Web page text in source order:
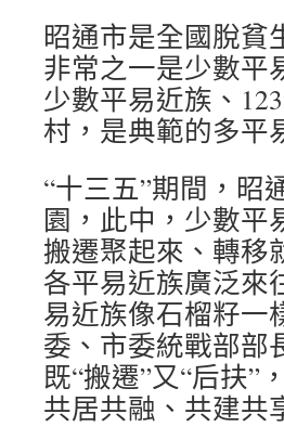
昭通市是全國脫貧
非常之一是少數平
少數平易近族、
村，是典範的多平
“十三五”期間，昭
園，此中，少數平
搬遷聚起來、轉移
各平易近族廣泛來
易近族像石榴籽一
委、市委統戰部部
既“搬遷”又“后扶”
共居共融、共建共